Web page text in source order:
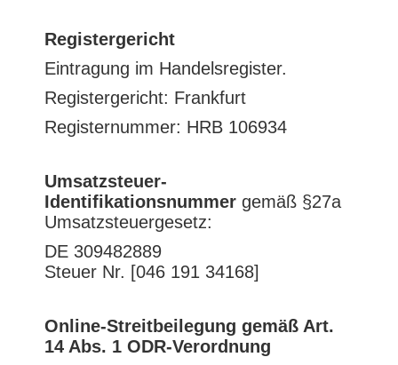
Registergericht
Eintragung im Handelsregister.
Registergericht: Frankfurt
Registernummer: HRB 106934
Umsatzsteuer-
Identifikationsnummer gemäß §27a
Umsatzsteuergesetz:
DE 309482889
Steuer Nr. [046 191 34168]
Online-Streitbeilegung gemäß Art.
14 Abs. 1 ODR-Verordnung